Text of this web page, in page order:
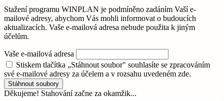
Stažení programu WINPLAN je podmíněno zadáním Vaší e-
mailové adresy, abychom Vás mohli informovat o budoucích
aktualizacích. Vaše e-mailová adresa nebude použita k jiným
účelům.
Vaše e-mailová adresa
Stiskem tlačítka „Stáhnout soubor" souhlasíte se zpracováním
své e-mailové adresy za účelem a v rozsahu uvedeném zde.
Stáhnout soubory
Děkujeme! Stahování začne za okamžik...